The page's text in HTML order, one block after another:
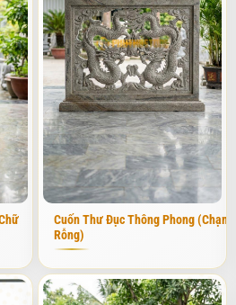
phát từ việc chúng ta chưa hiểu rõ
loại hình kiến trúc đá. Sau lần tư
cuốn thư đá không cột cho bác
Đôi khi sự tối giản lại chính là
uy.
(hay còn gọi là loại trấn phong) chính
thường khuyên dùng cho những công
hoặc những nơi đòi hỏi sự thanh
này không có hai cột đá dựng đứng
vào phần thân cuốn thư với những
Chính sự gọn gàng này lại tạo nên
trình tâm linh trở nên hài hòa, ấm
nghiêm cần thiết.
Cuốn Thư Đục Thông Phong (Chạm
Rỗng)